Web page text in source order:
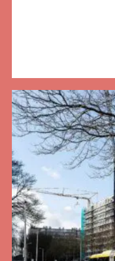
meer
over
Herziene
Onderzoeksagenda
Leefbaarheid
en
Veiligheid
2026